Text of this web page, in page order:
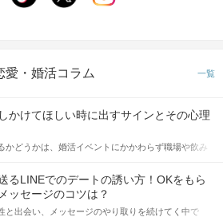
愛・婚活コラム 一覧
かけてほしい時に出すサインとその心理
かどうかは、婚活イベントにかかわらず職場や飲み
できるかにも左右されます。 これから恋人作りを本
うとしている方は、女性が異性を求めて出すサイン
理解し、正しい行動に移せるかどうかが重要。 この
性が話しかけて欲しい時に出すサインとその心理を
るLINEでのデートの誘い方！OKをもら
ッセージのコツは？
と出会い、メッセージのやり取りを続けてく中で